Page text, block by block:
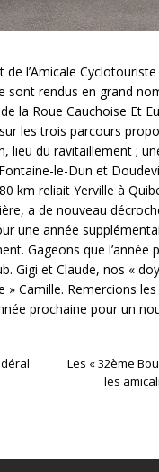
l’Amicale
sont rendus en grand
la Roue Cauchoise Et
les trois parcours
lieu du ravitaillement ;
le-Dun et
km reliait Yerville à
a de nouveau
une année
Gageons que l’année
Gigi et Claude, nos «
Camille. Remercions
prochaine pour un
Les « 32ème
les